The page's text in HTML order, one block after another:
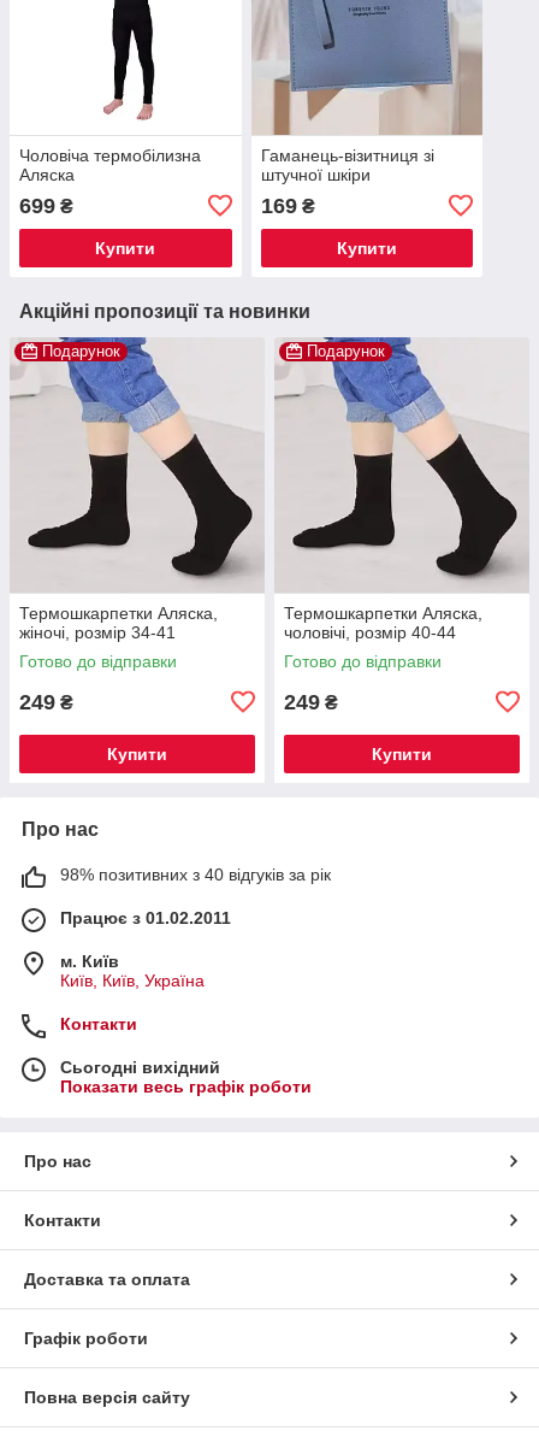
Чоловіча термобілизна
Аляска
699 ₴
Купити
Гаманець-візитниця зі
штучної шкіри
169₴
Купити
Акційні пропозиції та новинки
Подарунок
Термошкарпетки Аляска,
жіночі, розмір 34-41
Готово до відправки
249 ₴
Купити
Подарунок
Термошкарпетки Аляска,
чоловічі, розмір 40-44
Готово до відправки
249 ₴
Купити
Про нас
98% позитивних з 40 відгуків за рік
Працює з 01.02.2011
м. Київ
Київ, Київ, Україна
Контакти
Сьогодні вихідний
Показати весь графік роботи
Про нас
Контакти
Доставка та оплата
Графік роботи
Повна версія сайту